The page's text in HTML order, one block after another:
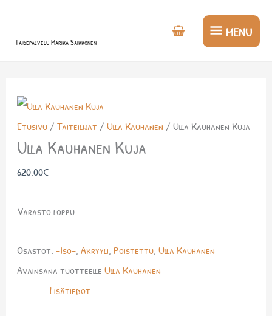
Taidepalvelu Marika Saikkonen
MENU
MENU
Etusivu/ Taiteilijat / Ulla Kauhanen / Ulla Kauhanen Kuja
Ulla Kauhanen Kuja
620.00€
Varasto loppu
Osastot: -Iso-, Akryyli, Poistettu, Ulla Kauhanen
Avainsana tuotteelle Ulla Kauhanen
Lisätiedot